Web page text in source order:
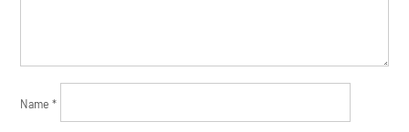
Name*